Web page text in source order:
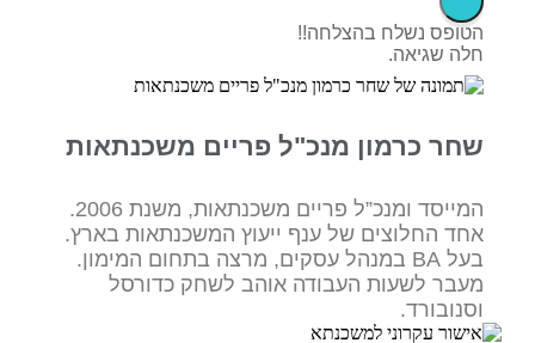
הטופס נשלח בהצלחה!!
חלה שגיאה.
שחר כרמון מנכ"ל פריים משכנתאות
המייסד ומנכ”ל פריים משכנתאות, משנת 2006.
אחד החלוצים של ענף ייעוץ המשכנתאות בארץ.
בעל BA במנהל עסקים, מרצה בתחום המימון.
מעבר לשעות העבודה אוהב לשחק כדורסל
וסנובורד.